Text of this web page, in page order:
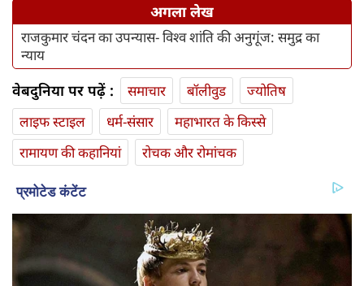
अगला लेख
राजकुमार चंदन का उपन्यास- विश्व शांति की अनुगूंज: समुद्र का
न्याय
वेबदुनिया पर पढ़ें : समाचार बॉलीवुड
ज्योतिष
लाइफ स्‍टाइल
धर्म-संसार
महाभारत के किस्से
रामायण की कहानियां
रोचक और रोमांचक